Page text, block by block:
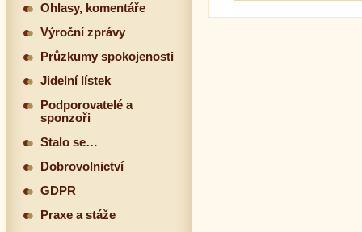
Ohlasy, komentáře
Výroční zprávy
Průzkumy spokojenosti
Jidelní lístek
Podporovatelé a
sponzoři
Stalo se…
Dobrovolnictví
GDPR
Praxe a stáže